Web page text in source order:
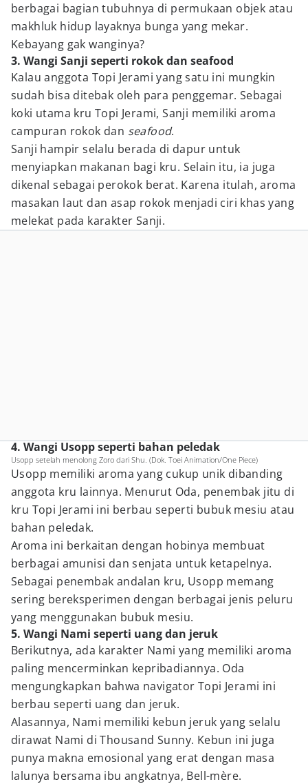
berbagai bagian tubuhnya di permukaan objek atau
makhluk hidup layaknya bunga yang mekar.
Kebayang gak wanginya?
3. Wangi Sanji seperti rokok dan seafood
Kalau anggota Topi Jerami yang satu ini mungkin
sudah bisa ditebak oleh para penggemar. Sebagai
koki utama kru Topi Jerami, Sanji memiliki aroma
campuran rokok dan seafood.
Sanji hampir selalu berada di dapur untuk
menyiapkan makanan bagi kru. Selain itu, ia juga
dikenal sebagai perokok berat. Karena itulah, aroma
masakan laut dan asap rokok menjadi ciri khas yang
melekat pada karakter Sanji.
4. Wangi Usopp seperti bahan peledak
Usopp setelah menolong Zoro dari Shu. (Dok. Toei Animation/One Piece)
Usopp memiliki aroma yang cukup unik dibanding
anggota kru lainnya. Menurut Oda, penembak jitu di
kru Topi Jerami ini berbau seperti bubuk mesiu atau
bahan peledak.
Aroma ini berkaitan dengan hobinya membuat
berbagai amunisi dan senjata untuk ketapelnya.
Sebagai penembak andalan kru, Usopp memang
sering bereksperimen dengan berbagai jenis peluru
yang menggunakan bubuk mesiu.
5. Wangi Nami seperti uang dan jeruk
Berikutnya, ada karakter Nami yang memiliki aroma
paling mencerminkan kepribadiannya. Oda
mengungkapkan bahwa navigator Topi Jerami ini
berbau seperti uang dan jeruk.
Alasannya, Nami memiliki kebun jeruk yang selalu
dirawat Nami di Thousand Sunny. Kebun ini juga
punya makna emosional yang erat dengan masa
lalunya bersama ibu angkatnya, Bell-mère.